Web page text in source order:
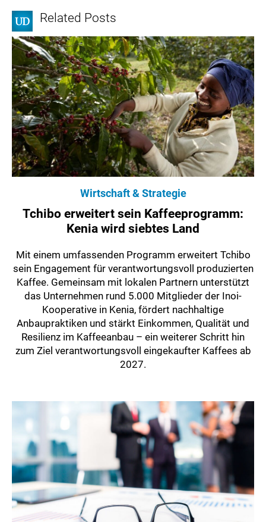
Related Posts
Wirtschaft & Strategie
Tchibo erweitert sein Kaffeeprogramm:
Kenia wird siebtes Land
Mit einem umfassenden Programm erweitert Tchibo
sein Engagement für verantwortungsvoll produzierten
Kaffee. Gemeinsam mit lokalen Partnern unterstützt
das Unternehmen rund 5.000 Mitglieder der Inoi-
Kooperative in Kenia, fördert nachhaltige
Anbaupraktiken und stärkt Einkommen, Qualität und
Resilienz im Kaffeeanbau – ein weiterer Schritt hin
zum Ziel verantwortungsvoll eingekaufter Kaffees ab
2027.